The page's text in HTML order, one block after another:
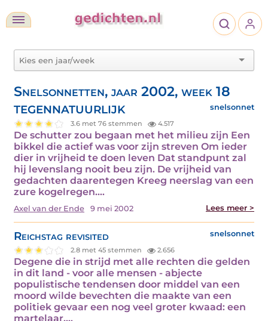
Snelsonnetten, jaar 2002, week 18
TEGENNATUURLIJK snelsonnet
3.6 met 76 stemmen 4.517
De schutter zou begaan met het milieu zijn Een
bikkel die actief was voor zijn streven Om ieder
dier in vrijheid te doen leven Dat standpunt zal
hij levenslang nooit beu zijn. De vrijheid van
gedachten daarentegen Kreeg neerslag van een
zure kogelregen.…
Axel van der Ende 9 mei 2002 Lees meer >
Reichstag revisited snelsonnet
2.8 met 45 stemmen 2.656
Degene die in strijd met alle rechten die gelden
in dit land - voor alle mensen - abjecte
populistische tendensen door middel van een
moord wilde bevechten die maakte van een
politiek gevaar een nog veel groter kwaad: een
martelaar.…